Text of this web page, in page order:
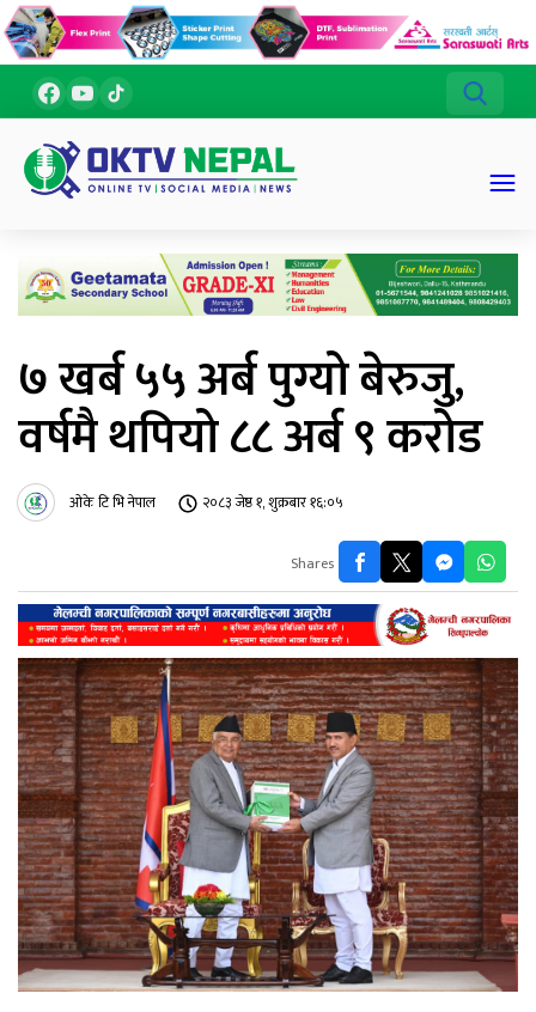
७ खर्ब ५५ अर्ब पुग्यो बेरुजु,
वर्षमै थपियो ८८ अर्ब ९ करोड
ओके टि भि नेपाल २०८३ जेष्ठ १, शुक्रबार १६:०५
Shares